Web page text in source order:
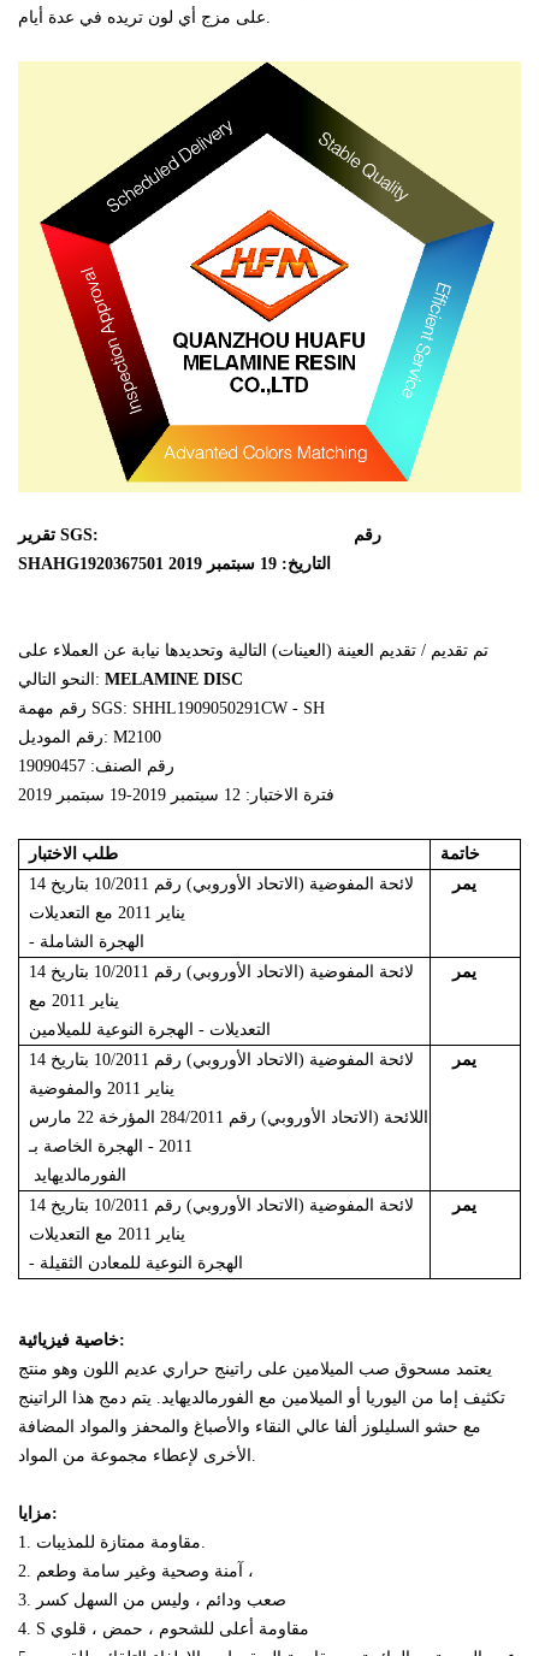
على مزج أي لون تريده في عدة أيام.
تقرير SGS:
SHAHG1920367501 التاريخ: 19 سبتمبر 2019
تم تقديم / تقديم العينة (العينات) التالية وتحديدها نيابة عن العملاء على
النحو التالي: MELAMINE DISC
رقم مهمة SGS: SHHL1909050291CW - SH
رقم الموديل: M2100
رقم الصنف: 19090457
فترة الاختبار: 12 سبتمبر 2019-19 سبتمبر 2019
طلب الاختبار
خاتمة
لائحة المفوضية (الاتحاد الأوروبي) رقم 10/2011 بتاريخ 14
يناير 2011 مع التعديلات
- الهجرة الشاملة
يمر
لائحة المفوضية (الاتحاد الأوروبي) رقم 10/2011 بتاريخ 14
يناير 2011 مع
التعديلات - الهجرة النوعية للميلامين
يمر
لائحة المفوضية (الاتحاد الأوروبي) رقم 10/2011 بتاريخ 14
يناير 2011 والمفوضية
اللائحة (الاتحاد الأوروبي) رقم 284/2011 المؤرخة 22 مارس
2011 - الهجرة الخاصة بـ
الفورمالديهايد
يمر
لائحة المفوضية (الاتحاد الأوروبي) رقم 10/2011 بتاريخ 14
يناير 2011 مع التعديلات
- الهجرة النوعية للمعادن الثقيلة
يمر
خاصية فيزيائية:
يعتمد مسحوق صب الميلامين على راتينج حراري عديم اللون وهو منتج
تكثيف إما من اليوريا أو الميلامين مع الفورمالديهايد. يتم دمج هذا الراتينج
مع حشو السليلوز ألفا عالي النقاء والأصباغ والمحفز والمواد المضافة
الأخرى لإعطاء مجموعة من المواد.
مزايا:
1. مقاومة ممتازة للمذيبات.
2. آمنة وصحية وغير سامة وطعم ،
3. صعب ودائم ، وليس من السهل كسر
4. S مقاومة أعلى للشحوم ، حمض ، قلوي